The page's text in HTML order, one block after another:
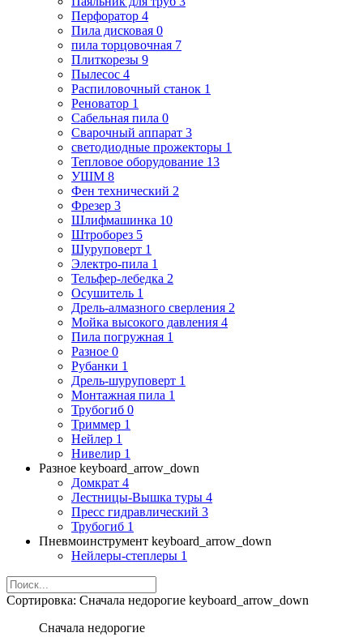
Перфоратор 4
Пила дисковая 0
пила торцовочная 7
Плиткорезы 9
Пылесос 4
Распиловочный станок 1
Реноватор 1
Сабельная пила 0
Сварочный аппарат 3
светодиодные прожекторы 1
Тепловое оборудование 13
УШМ 8
Фен технический 2
Фрезер 3
Шлифмашинка 10
Штроборез 5
Шуруповерт 1
Электро-пила 1
Тельфер-лебедка 2
Осушитель 1
Дрель-алмазного сверления 2
Мойка высокого давления 4
Пила погружная 1
Разное 0
Рубанки 1
Дрель-шуруповерт 1
Монтажная пила 1
Трубогиб 0
Триммер 1
Нейлер 1
Нивелир 1
Разное keyboard_arrow_down
Домкрат 4
Лестницы-Вышка туры 4
Пресс гидравлический 3
Трубогиб 1
Пневмоинструмент keyboard_arrow_down
Нейлеры-степлеры 1
Сортировка: Сначала недорогие keyboard_arrow_down
Сначала недорогие